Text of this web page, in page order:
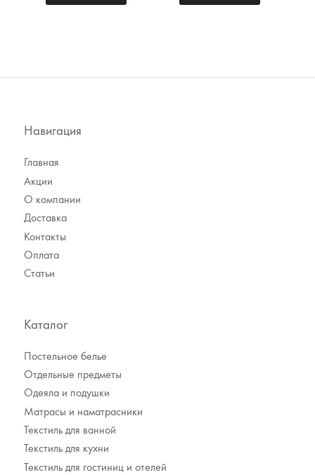
Акции
Навигация
Главная
Акции
О компании
Доставка
Контакты
Оплата
Статьи
Каталог
Постельное белье
Отдельные предметы
Одеяла и подушки
Матрасы и наматрасники
Текстиль для ванной
Текстиль для кухни
Текстиль для гостиниц и отелей